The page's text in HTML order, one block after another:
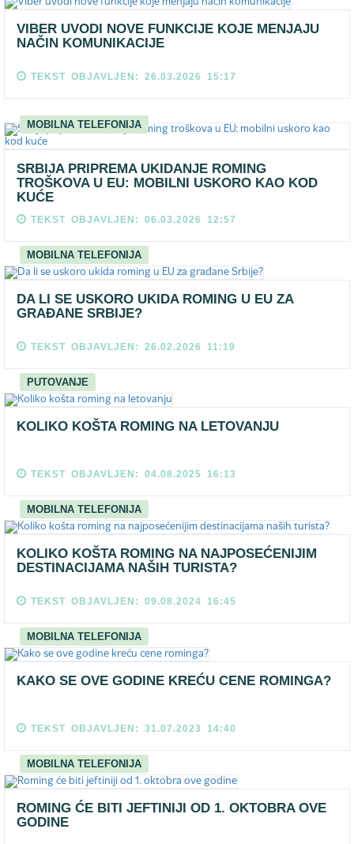
VIBER UVODI NOVE FUNKCIJE KOJE MENJAJU
NAČIN KOMUNIKACIJE
TEKST OBJAVLJEN: 26.03.2026 15:17
MOBILNA TELEFONIJA
SRBIJA PRIPREMA UKIDANJE ROMING
TROŠKOVA U EU: MOBILNI USKORO KAO KOD
KUĆE
TEKST OBJAVLJEN: 06.03.2026 12:57
MOBILNA TELEFONIJA
DA LI SE USKORO UKIDA ROMING U EU ZA
GRAĐANE SRBIJE?
TEKST OBJAVLJEN: 26.02.2026 11:19
PUTOVANJE
KOLIKO KOŠTA ROMING NA LETOVANJU
TEKST OBJAVLJEN: 04.08.2025 16:13
MOBILNA TELEFONIJA
KOLIKO KOŠTA ROMING NA NAJPOSEĆENIJIM
DESTINACIJAMA NAŠIH TURISTA?
TEKST OBJAVLJEN: 09.08.2024 16:45
MOBILNA TELEFONIJA
KAKO SE OVE GODINE KREĆU CENE ROMINGA?
TEKST OBJAVLJEN: 31.07.2023 14:40
MOBILNA TELEFONIJA
ROMING ĆE BITI JEFTINIJI OD 1. OKTOBRA OVE
GODINE